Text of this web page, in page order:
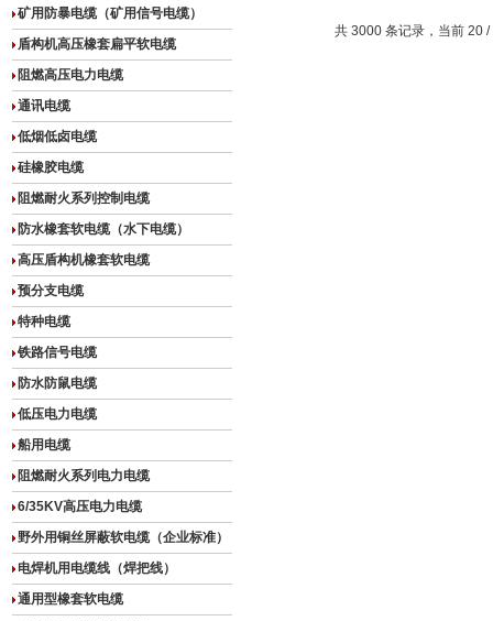
矿用防暴电缆（矿用信号电缆）
盾构机高压橡套扁平软电缆
阻燃高压电力电缆
通讯电缆
低烟低卤电缆
硅橡胶电缆
阻燃耐火系列控制电缆
防水橡套软电缆（水下电缆）
高压盾构机橡套软电缆
预分支电缆
特种电缆
铁路信号电缆
防水防鼠电缆
低压电力电缆
船用电缆
阻燃耐火系列电力电缆
6/35KV高压电力电缆
野外用铜丝屏蔽软电缆（企业标准）
电焊机用电缆线（焊把线）
通用型橡套软电缆
共 3000 条记录，当前 20